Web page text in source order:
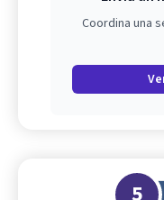
Coordina una